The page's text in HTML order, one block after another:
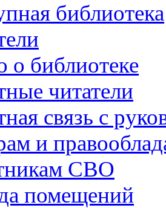
библиотека
о библиотеке
читатели
связь с
и
СВО
помещений